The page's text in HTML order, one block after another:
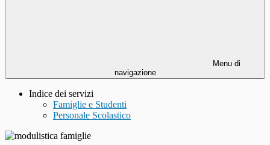
Menu di
navigazione
Indice dei servizi
Famiglie e Studenti
Personale Scolastico